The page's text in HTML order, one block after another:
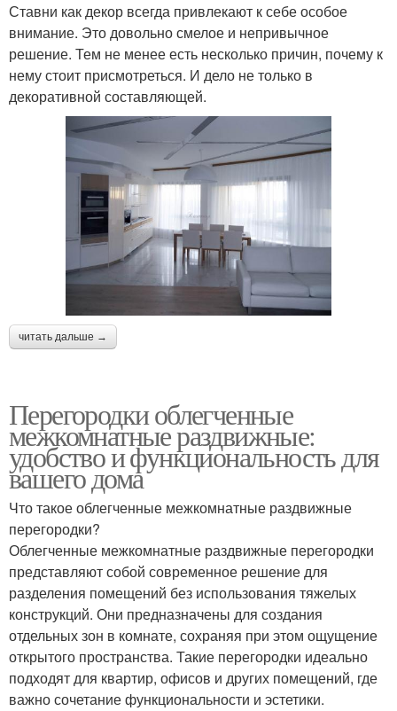
Ставни как декор всегда привлекают к себе особое
внимание. Это довольно смелое и непривычное
решение. Тем не менее есть несколько причин, почему к
нему стоит присмотреться. И дело не только в
декоративной составляющей.
читать дальше →
Перегородки облегченные
межкомнатные раздвижные:
удобство и функциональность для
вашего дома
Что такое облегченные межкомнатные раздвижные
перегородки?
Облегченные межкомнатные раздвижные перегородки
представляют собой современное решение для
разделения помещений без использования тяжелых
конструкций. Они предназначены для создания
отдельных зон в комнате, сохраняя при этом ощущение
открытого пространства. Такие перегородки идеально
подходят для квартир, офисов и других помещений, где
важно сочетание функциональности и эстетики.